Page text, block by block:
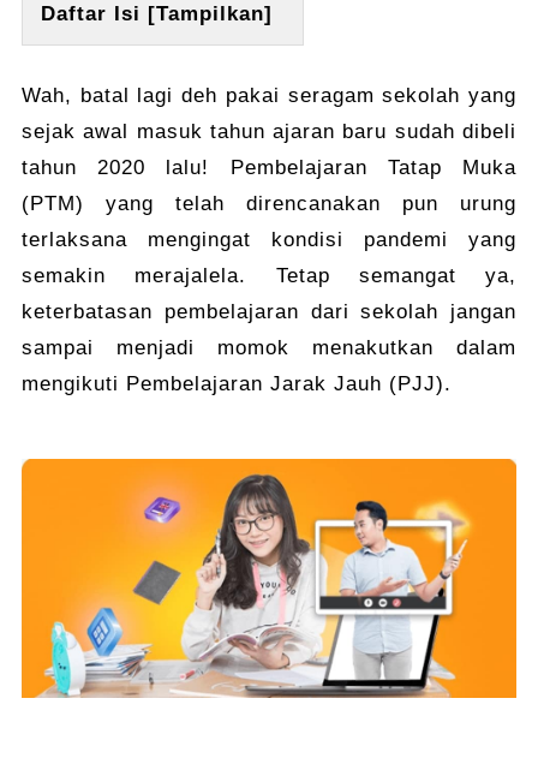
Daftar Isi [Tampilkan]
Wah, batal lagi deh pakai seragam sekolah yang
sejak awal masuk tahun ajaran baru sudah dibeli
tahun 2020 lalu! Pembelajaran Tatap Muka
(PTM) yang telah direncanakan pun urung
terlaksana mengingat kondisi pandemi yang
semakin merajalela. Tetap semangat ya,
keterbatasan pembelajaran dari sekolah jangan
sampai menjadi momok menakutkan dalam
mengikuti Pembelajaran Jarak Jauh (PJJ).